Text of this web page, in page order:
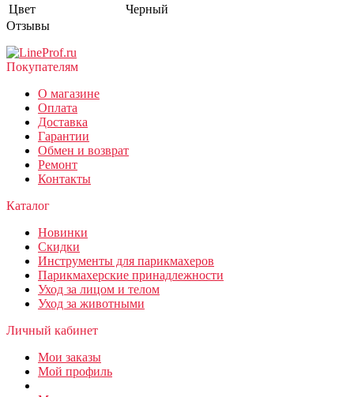
Цвет
Черный
Отзывы
Покупателям
О магазине
Оплата
Доставка
Гарантии
Обмен и возврат
Ремонт
Контакты
Каталог
Новинки
Скидки
Инструменты для парикмахеров
Парикмахерские принадлежности
Уход за лицом и телом
Уход за животными
Личный кабинет
Мои заказы
Мой профиль